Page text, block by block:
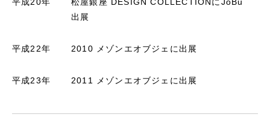
出展
平成22年 2010 メゾンエオブジェに出展
平成23年 2011 メゾンエオブジェに出展